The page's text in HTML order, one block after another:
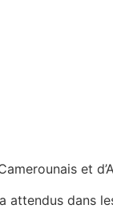
et
attendus dans